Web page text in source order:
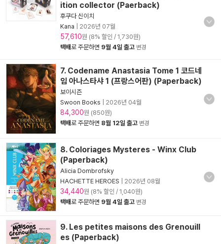
ition collector (Paerback)
후쿠다 신이치
Kana
2026년 07월
57,610원 (8% 할인 / 1,730원)
택배로 주문하면 9월 4일 출고 변경
7. Codename Anastasia Tome 1 코드네
임 아나스타샤 1 (프랑스어판) (Paperback)
보이시즌
Swoon Books
2026년 04월
84,300원 (850원)
택배로 주문하면 8월 12일 출고 변경
8. Coloriages Mysteres - Winx Club
(Paperback)
Alicia Dombrofsky
HACHETTE HEROES
2026년 08월
34,440원 (8% 할인 / 1,040원)
택배로 주문하면 9월 4일 출고 변경
9. Les petites maisons des Grenouill
es (Paperback)